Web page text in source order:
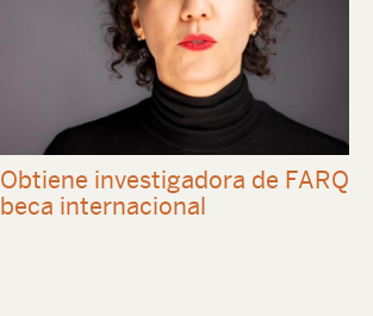
Obtiene investigadora de FARQ
beca internacional